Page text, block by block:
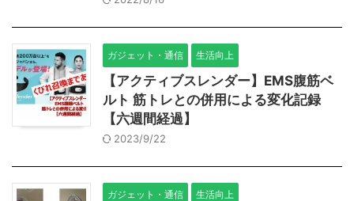
ガジェット・通信 生活向上
【アクティブスレンダー】EMS腹筋ベ
ルト 筋トレとの併用による変化記録
【六週間経過】
2023/9/22
ガジェット・通信 生活向上